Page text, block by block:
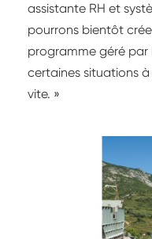
assistante RH et
pourrons bientôt
programme géré par
certaines situations
vite. »